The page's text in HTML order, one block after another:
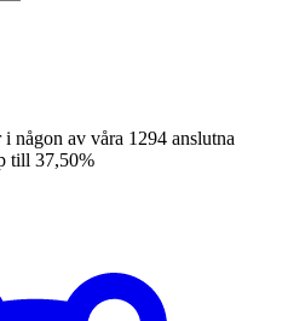
någon av våra 1294 anslutna
till 37,50%